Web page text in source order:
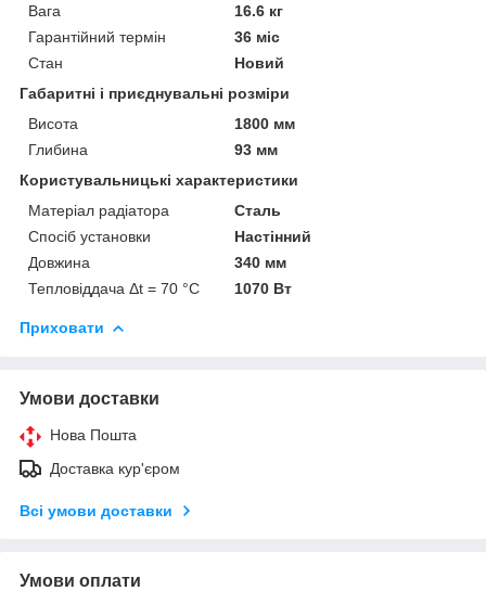
Вага
16.6 кг
Гарантійний термін
36 міс
Стан
Новий
Габаритні і приєднувальні розміри
Висота
1800 мм
Глибина
93 мм
Користувальницькі характеристики
Матеріал радіатора
Сталь
Спосіб установки
Настінний
Довжина
340 мм
Тепловіддача Δt = 70 °C
1070 Вт
Приховати
Умови доставки
Нова Пошта
Доставка кур'єром
Всі умови доставки
Умови оплати